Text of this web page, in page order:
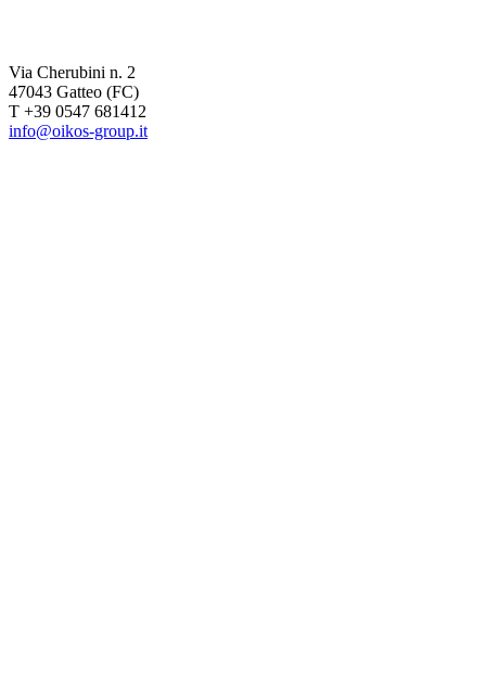
Via Cherubini n. 2
47043 Gatteo (FC)
T +39 0547 681412
info@oikos-group.it